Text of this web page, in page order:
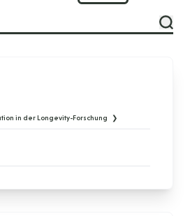
in der Longevity-Forschung